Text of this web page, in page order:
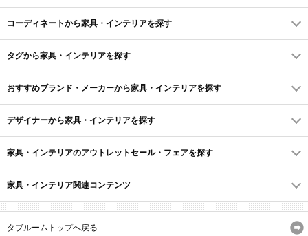
コーディネートから家具・インテリアを探す
タグから家具・インテリアを探す
おすすめブランド・メーカーから家具・インテリアを探す
デザイナーから家具・インテリアを探す
家具・インテリアのアウトレットセール・フェアを探す
家具・インテリア関連コンテンツ
タブルームトップへ戻る